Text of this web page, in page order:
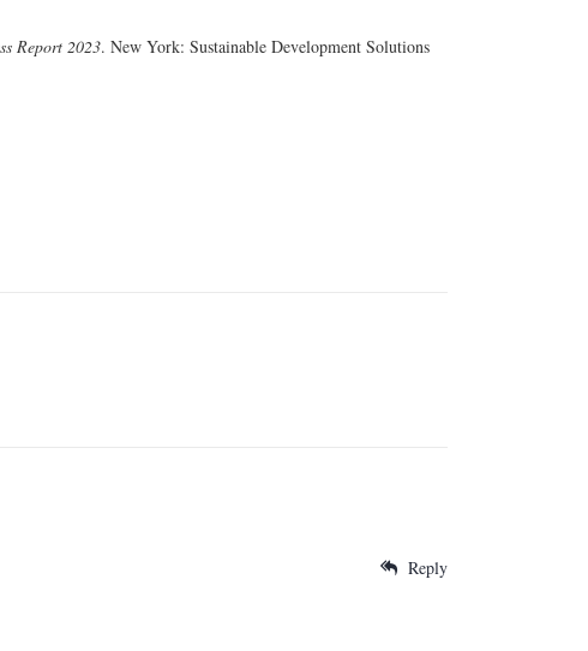
Report 2023. New York: Sustainable Development Solutions
Reply